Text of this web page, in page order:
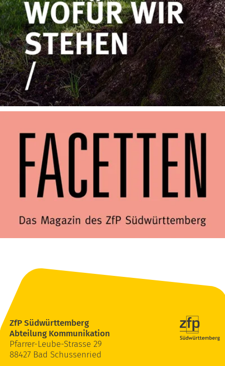
ZfP Südwürttemberg
Abteilung Kommunikation
Pfarrer-Leube-Strasse 29
88427 Bad Schussenried